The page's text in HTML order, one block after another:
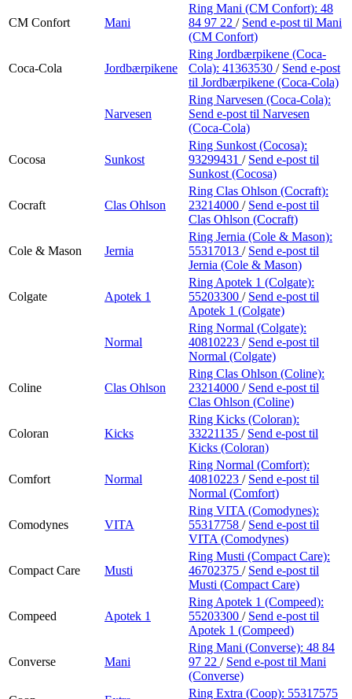
CM Confort Mani
Ring Mani (CM Confort): 48
84 97 22 / Send e-post til Mani
(CM Confort)
Coca-Cola Jordbærpikene
Ring Jordbærpikene (Coca-
Cola): 41363530 / Send e-post
til Jordbærpikene (Coca-Cola)
Narvesen
Ring Narvesen (Coca-Cola):
Send e-post til Narvesen
(Coca-Cola)
Cocosa Sunkost
Ring Sunkost (Cocosa):
93299431 / Send e-post til
Sunkost (Cocosa)
Cocraft Clas Ohlson
Ring Clas Ohlson (Cocraft):
23214000 / Send e-post til
Clas Ohlson (Cocraft)
Cole & Mason Jernia
Ring Jernia (Cole & Mason):
55317013 / Send e-post til
Jernia (Cole & Mason)
Colgate Apotek 1
Ring Apotek 1 (Colgate):
55203300 / Send e-post til
Apotek 1 (Colgate)
Normal
Ring Normal (Colgate):
40810223 / Send e-post til
Normal (Colgate)
Coline Clas Ohlson
Ring Clas Ohlson (Coline):
23214000 / Send e-post til
Clas Ohlson (Coline)
Coloran Kicks
Ring Kicks (Coloran):
33221135 / Send e-post til
Kicks (Coloran)
Comfort Normal
Ring Normal (Comfort):
40810223 / Send e-post til
Normal (Comfort)
Comodynes VITA
Ring VITA (Comodynes):
55317758 / Send e-post til
VITA (Comodynes)
Compact Care Musti
Ring Musti (Compact Care):
46702375 / Send e-post til
Musti (Compact Care)
Compeed Apotek 1
Ring Apotek 1 (Compeed):
55203300 / Send e-post til
Apotek 1 (Compeed)
Converse Mani
Ring Mani (Converse): 48 84
97 22 / Send e-post til Mani
(Converse)
Ring Extra (Coop): 55317575